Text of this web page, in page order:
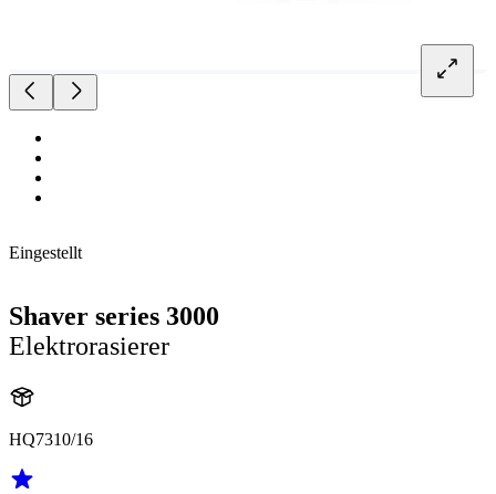
Eingestellt
Shaver series 3000
Elektrorasierer
HQ7310/16